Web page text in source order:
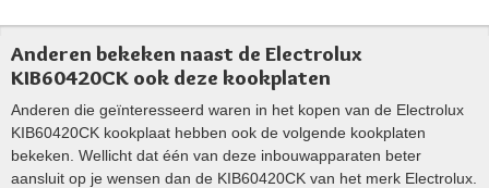
Anderen bekeken naast de Electrolux
KIB60420CK ook deze kookplaten
Anderen die geïnteresseerd waren in het kopen van de Electrolux
KIB60420CK kookplaat hebben ook de volgende kookplaten
bekeken. Wellicht dat één van deze inbouwapparaten beter
aansluit op je wensen dan de KIB60420CK van het merk Electrolux.